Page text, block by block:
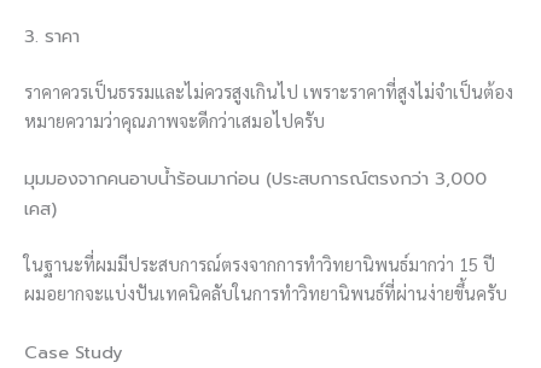
3. ราคา
ราคาควรเป็นธรรมและไม่ควรสูงเกินไป เพราะราคาที่สูงไม่จำเป็นต้อง
หมายความว่าคุณภาพจะดีกว่าเสมอไปครับ
มุมมองจากคนอาบน้ำร้อนมาก่อน (ประสบการณ์ตรงกว่า 3,000
เคส)
ในฐานะที่ผมมีประสบการณ์ตรงจากการทำวิทยานิพนธ์มากว่า 15 ปี
ผมอยากจะแบ่งปันเทคนิคลับในการทำวิทยานิพนธ์ที่ผ่านง่ายขึ้นครับ
Case Study